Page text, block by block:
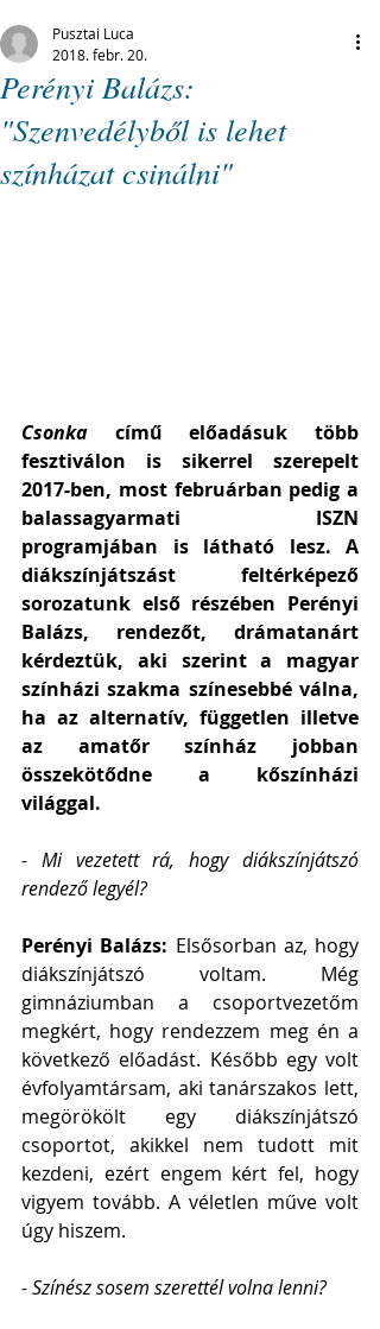
Perényi Balázs:
"Szenvedélyből is lehet
színházat csinálni"
Pusztai Luca
2018. febr. 20.
Csonka című előadásuk több
fesztiválon is sikerrel szerepelt
2017-ben, most februárban pedig a
balassagyarmati ISZN
programjában is látható lesz. A
diákszínjátszást feltérképező
sorozatunk első részében Perényi
Balázs, rendezőt, drámatanárt
kérdeztük, aki szerint a magyar
színházi szakma színesebbé válna,
ha az alternatív, független illetve
az amatőr színház jobban
összekötődne a kőszínházi
világgal.
- Mi vezetett rá, hogy diákszínjátszó
rendező legyél?
Perényi Balázs: Elsősorban az, hogy
diákszínjátszó voltam. Még
gimnáziumban a csoportvezetőm
megkért, hogy rendezzem meg én a
következő előadást. Később egy volt
évfolyamtársam, aki tanárszakos lett,
megörökölt egy diákszínjátszó
csoportot, akikkel nem tudott mit
kezdeni, ezért engem kért fel, hogy
vigyem tovább. A véletlen műve volt
úgy hiszem.
- Színész sosem szerettél volna lenni?